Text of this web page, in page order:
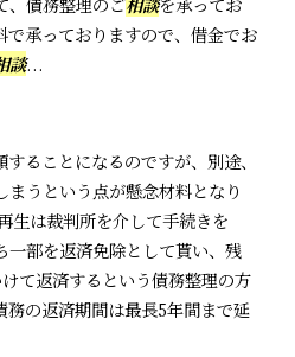
で承っておりますので、借金でお
談...
することになるのですが、別途、
まうという点が懸念材料となり
生は裁判所を介して手続きを
一部を返済免除として貰い、残
て返済するという債務整理の方
務の返済期間は最長5年間まで延